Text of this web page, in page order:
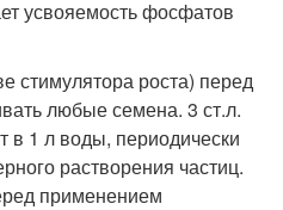
усвояемость фосфатов
стимулятора роста) перед
любые семена. 3 ст.л.
в 1 л воды, периодически
растворения частиц.
применением